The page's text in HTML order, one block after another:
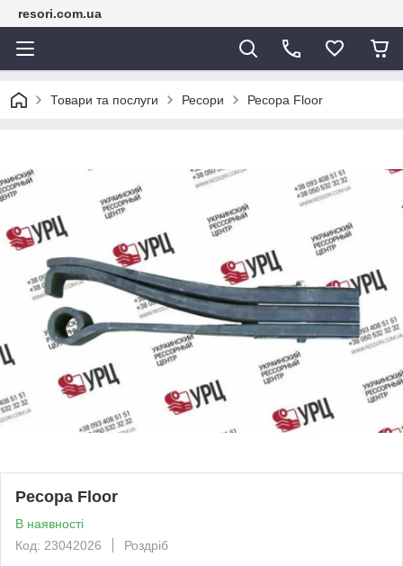
resori.com.ua
Товари та послуги Ресори Ресора Floor
Ресора Floor
В наявності
Код: 23042026
Роздріб